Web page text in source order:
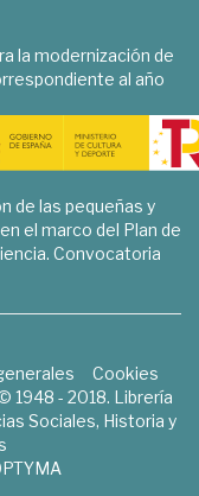
la modernización de
al año
de las pequeñas y
el marco del Plan de
Convocatoria
Cookies
1948 - 2018. Librería
Sociales, Historia y